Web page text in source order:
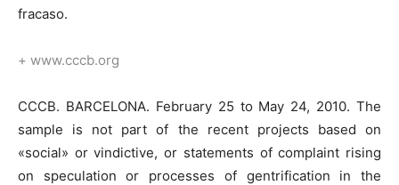
fracaso.
+ www.cccb.org
CCCB. BARCELONA. February 25 to May 24, 2010. The
sample is not part of the recent projects based on
«social» or vindictive, or statements of complaint rising
on speculation or processes of gentrification in the